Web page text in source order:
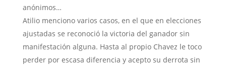
anónimos…
Atilio menciono varios casos, en el que en elecciones
ajustadas se reconoció la victoria del ganador sin
manifestación alguna. Hasta al propio Chavez le toco
perder por escasa diferencia y acepto su derrota sin